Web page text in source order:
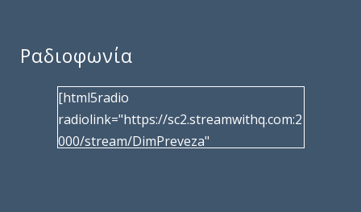
Ραδιοφωνία
[html5radio
radiolink="https://sc2.streamwithq.com:2
000/stream/DimPreveza"